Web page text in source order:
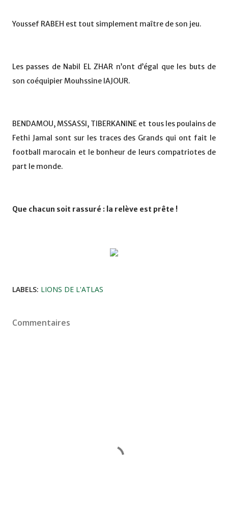
Youssef RABEH est tout simplement maître de son jeu.
Les passes de Nabil EL ZHAR n’ont d’égal que les buts de
son coéquipier Mouhssine IAJOUR.
BENDAMOU, MSSASSI, TIBERKANINE et tous les poulains de
Fethi Jamal sont sur les traces des Grands qui ont fait le
football marocain et le bonheur de leurs compatriotes de
part le monde.
Que chacun soit rassuré : la relève est prête !
LABELS: LIONS DE L'ATLAS
Commentaires